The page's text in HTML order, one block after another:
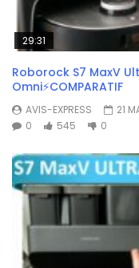
29:31
Roborock S7 MaxV
Omni⚡COMPARATIF
AVIS-EXPRESS
21
0
545 0